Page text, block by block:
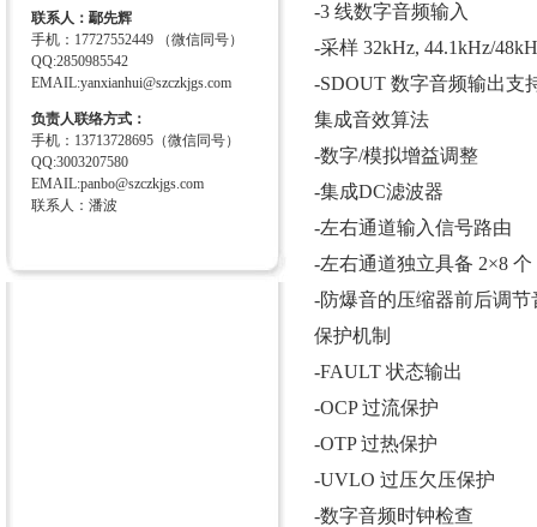
联系人：鄢先辉
手机：17727552449 （微信同号）
QQ:2850985542
EMAIL:yanxianhui@szczkjgs.com
负责人联络方式：
手机：13713728695（微信同号）
QQ:3003207580
EMAIL:panbo@szczkjgs.com
联系人：潘波
-3 线数字音频输入
-采样 32kHz, 44.1kHz/
-SDOUT 数字音频输出支
集成音效算法
-数字/模拟增益调整
-集成DC滤波器
-左右通道输入信号路由
-左右通道独立具备 2×8
-防爆音的压缩器前后调
保护机制
-FAULT 状态输出
-OCP 过流保护
-OTP 过热保护
-UVLO 过压欠压保护
-数字音频时钟检查